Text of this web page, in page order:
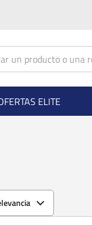
ELITE